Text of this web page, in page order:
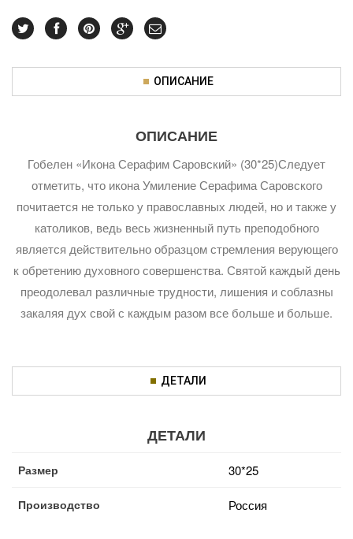
ОПИСАНИЕ
ОПИСАНИЕ
Гобелен «Икона Серафим Саровский» (30*25)Следует
отметить, что икона Умиление Серафима Саровского
почитается не только у православных людей, но и также у
католиков, ведь весь жизненный путь преподобного
является действительно образцом стремления верующего
к обретению духовного совершенства. Святой каждый день
преодолевал различные трудности, лишения и соблазны
закаляя дух свой с каждым разом все больше и больше.
ДЕТАЛИ
ДЕТАЛИ
Размер 30*25
Производство Россия